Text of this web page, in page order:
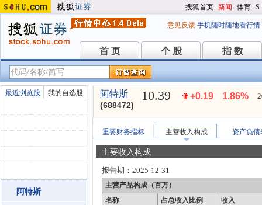
搜狐首页-新闻 -体育-S
意见反馈 手机随时随地看行情
首 页
首 页 个 股
个 股 指 数
指 数
最近浏览股 我的自选股
阿特斯
阿特斯
(688472)
10.39 +0.19 1.86%
重要财务指标 主营收入构成 资产负债
主要收入构成
报告期： 2025-12-31
主营产品构成（百万）
名称
占总收入比例
收入